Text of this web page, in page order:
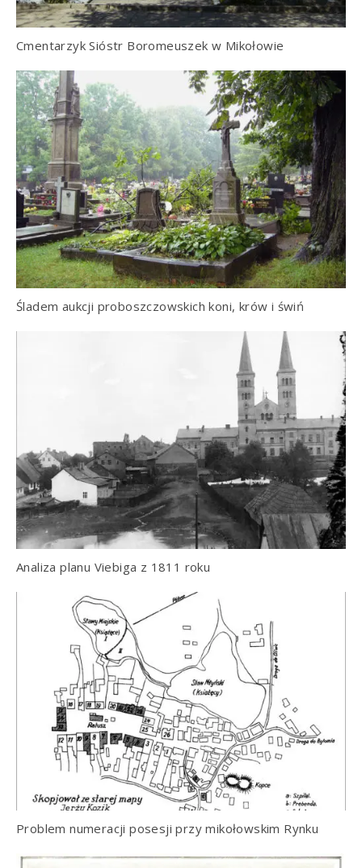
Cmentarzyk Sióstr Boromeuszek w Mikołowie
Śladem aukcji proboszczowskich koni, krów i świń
Analiza planu Viebiga z 1811 roku
Problem numeracji posesji przy mikołowskim Rynku